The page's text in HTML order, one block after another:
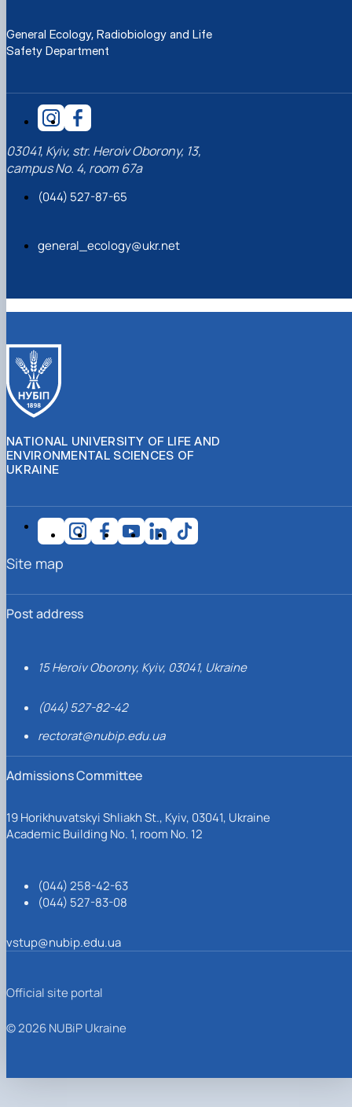
General Ecology, Radiobiology and Life
Safety Department
03041, Kyiv, str. Heroiv Oborony, 13,
campus No. 4, room 67a
(044) 527-87-65
general_ecology@ukr.net
NATIONAL UNIVERSITY OF LIFE AND
ENVIRONMENTAL SCIENCES OF
UKRAINE
Post address
15 Heroiv Oborony, Kyiv, 03041, Ukraine
(044) 527-82-42
rectorat@nubip.edu.ua
Admissions Committee
19 Horikhuvatskyi Shliakh St., Kyiv, 03041, Ukraine
Academic Building No. 1, room No. 12
(044) 258-42-63
(044) 527-83-08
vstup@nubip.edu.ua
Site map
Official site portal
© 2026 NUBiP Ukraine